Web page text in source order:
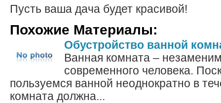
Пусть ваша дача будет красивой!
Похожие Материалы:
Обустройство ванной
Ванная комната –
современного человека.
пользуемся ванной неоднократно в
комната должна...